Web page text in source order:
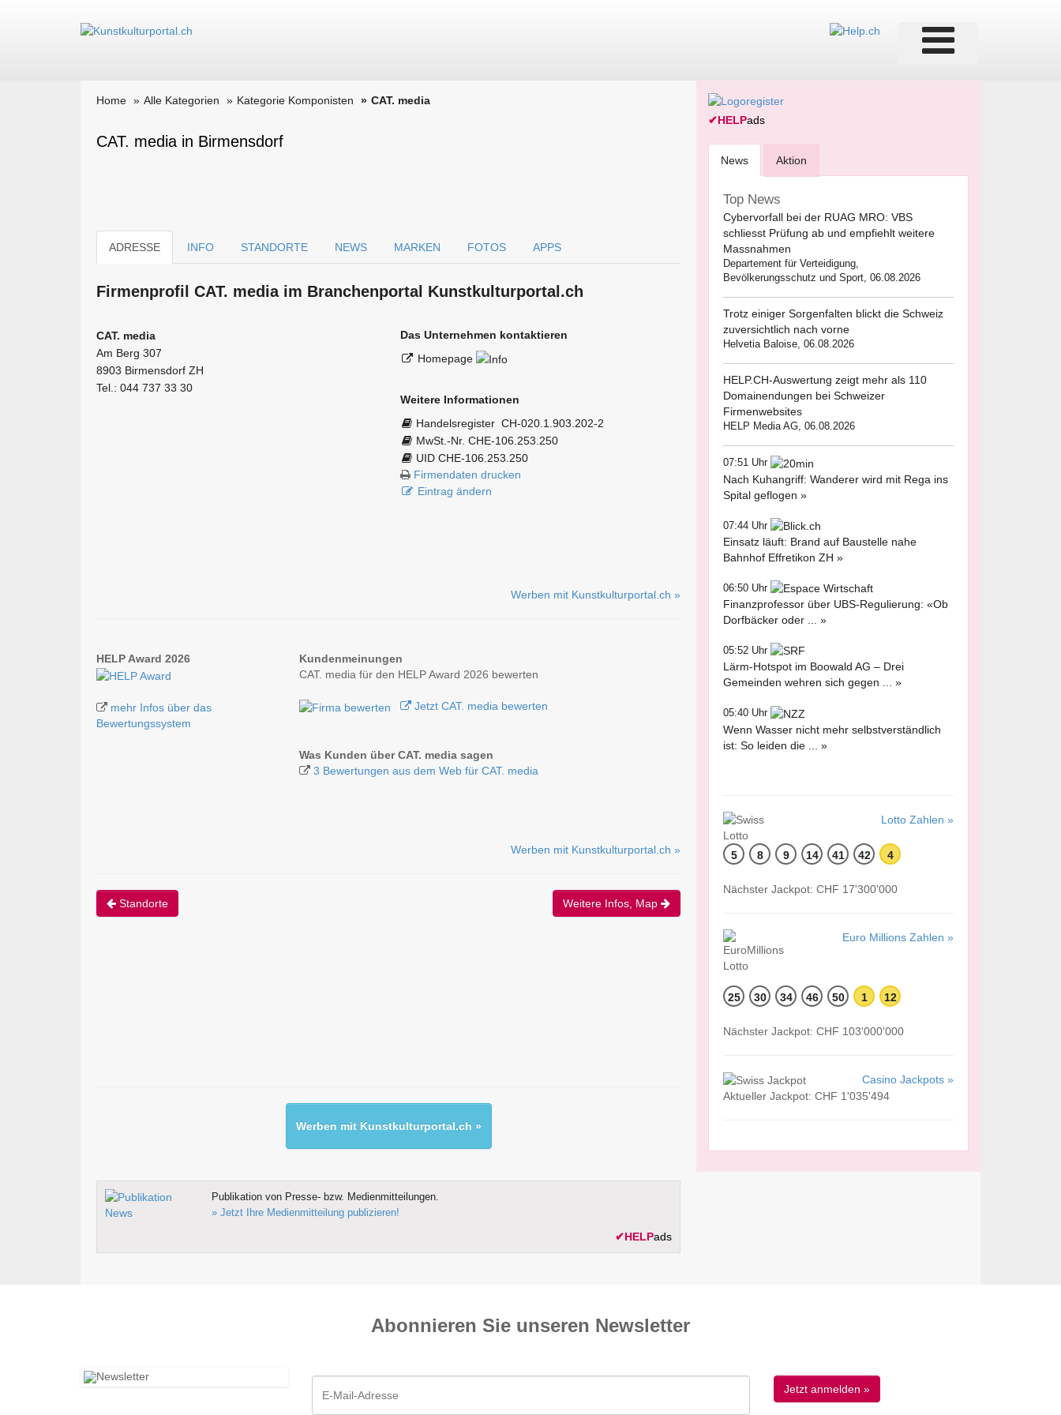
Home Alle Kategorien Kategorie Komponisten CAT. media
CAT. media in Birmensdorf
ADRESSE INFO STANDORTE NEWS MARKEN FOTOS APPS
Firmen­profil CAT. media im Branchen­portal Kunstkulturportal.ch
CAT. media
Am Berg 307
8903 Birmensdorf ZH
Tel.: 044 737 33 30
Das Unternehmen kontaktieren
Homepage
Weitere Informationen
Handelsregister CH-020.1.903.202-2
MwSt.-Nr. CHE-106.253.250
UID CHE-106.253.250
Firmendaten drucken
Eintrag ändern
Werben mit Kunstkulturportal.ch »
HELP Award 2026
mehr Infos über das
Bewertungssystem
Kundenmeinungen
CAT. media für den HELP Award 2026 bewerten
Jetzt CAT. media bewerten
Was Kunden über CAT. media sagen
3 Bewertungen aus dem Web für CAT. media
Werben mit Kunstkulturportal.ch »
Standorte Weitere Infos, Map
Werben mit Kunstkulturportal.ch »
Publikation von Presse- bzw. Medienmitteilungen.
» Jetzt Ihre Medienmitteilung publizieren!
✔HELPads
✔HELPads
News Aktion
Top News
Cybervorfall bei der RUAG MRO: VBS
schliesst Prüfung ab und empfiehlt weitere
Massnahmen
Departement für Verteidigung,
Bevölkerungsschutz und Sport, 06.08.2026
Trotz einiger Sorgenfalten blickt die Schweiz
zuversichtlich nach vorne
Helvetia Baloise, 06.08.2026
HELP.CH-Auswertung zeigt mehr als 110
Domainendungen bei Schweizer
Firmenwebsites
HELP Media AG, 06.08.2026
07:51 Uhr
Nach Kuhangriff: Wanderer wird mit Rega ins
Spital geflogen »
07:44 Uhr
Einsatz läuft: Brand auf Baustelle nahe
Bahnhof Effretikon ZH »
06:50 Uhr
Finanzprofessor über UBS-Regulierung: «Ob
Dorfbäcker oder ... »
05:52 Uhr
Lärm-Hotspot im Boowald AG – Drei
Gemeinden wehren sich gegen ... »
05:40 Uhr
Wenn Wasser nicht mehr selbstverständlich
ist: So leiden die ... »
Lotto Zahlen »
5 8 9 14 41 42 4
Nächster Jackpot: CHF 17'300'000
Euro Millions Zahlen »
25 30 34 46 50 1 12
Nächster Jackpot: CHF 103'000'000
Casino Jackpots »
Aktueller Jackpot: CHF 1'035'494
Abonnieren Sie unseren News­letter